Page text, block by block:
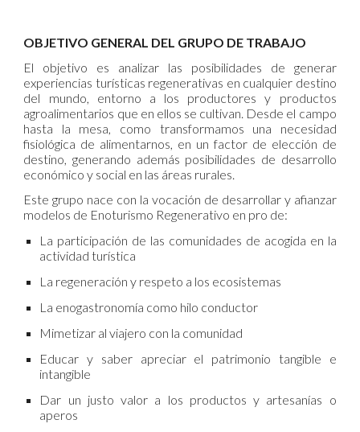
OBJETIVO GENERAL DEL GRUPO DE TRABAJO
El objetivo es analizar las posibilidades de generar
experiencias turísticas regenerativas en cualquier destino
del mundo, entorno a los productores y productos
agroalimentarios que en ellos se cultivan. Desde el campo
hasta la mesa, como transformamos una necesidad
fisiológica de alimentarnos, en un factor de elección de
destino, generando además posibilidades de desarrollo
económico y social en las áreas rurales.
Este grupo nace con la vocación de desarrollar y afianzar
modelos de Enoturismo Regenerativo en pro de:
La participación de las comunidades de acogida en la
actividad turística
La regeneración y respeto a los ecosistemas
La enogastronomía como hilo conductor
Mimetizar al viajero con la comunidad
Educar y saber apreciar el patrimonio tangible e
intangible
Dar un justo valor a los productos y artesanías o
aperos